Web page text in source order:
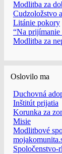
Modlitba za
Cudzoložstvo
Litánie pokory
“Na
Modlitba za
Oslovilo ma
Duchovná
Inštitút prijatia
Korunka za
Misie
Modlitbové
Spoločenstvo-rl